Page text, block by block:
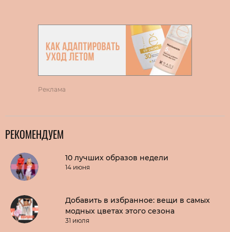
Реклама
РЕКОМЕНДУЕМ
10 лучших образов недели
14 июня
Добавить в избранное: вещи в самых
модных цветах этого сезона
31 июля